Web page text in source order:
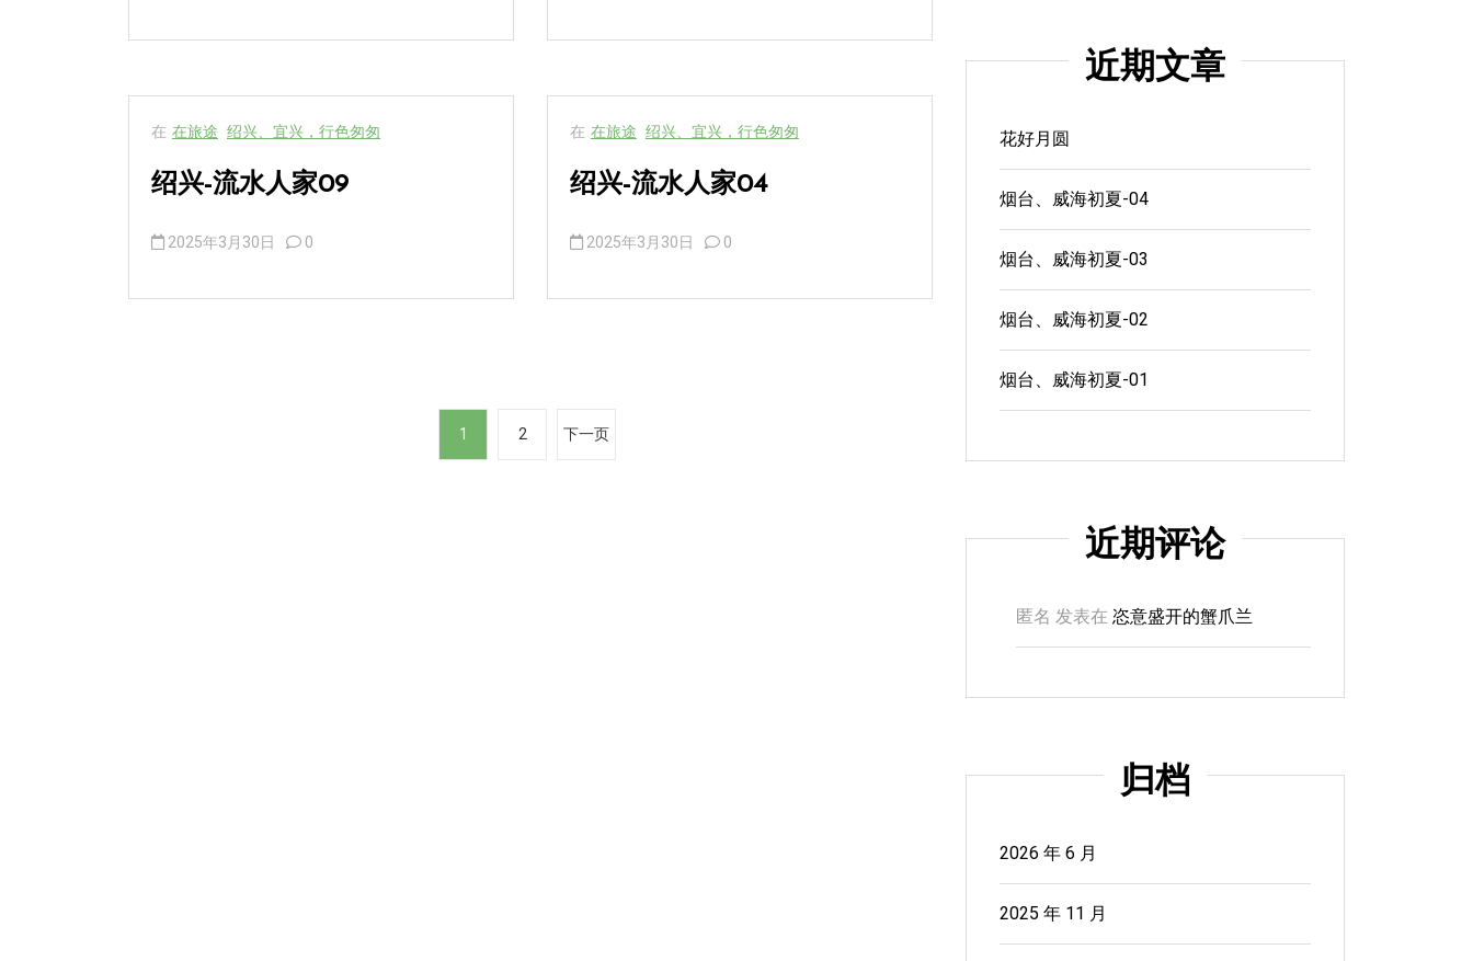
在 在旅途 绍兴、宜兴，行色匆匆
绍兴-流水人家09
2025年3月30日 0
在 在旅途 绍兴、宜兴，行色匆匆
绍兴-流水人家04
2025年3月30日 0
1 2 下一页
近期文章
花好月圆
烟台、威海初夏-04
烟台、威海初夏-03
烟台、威海初夏-02
烟台、威海初夏-01
近期评论
匿名 发表在 恣意盛开的蟹爪兰
归档
2026 年 6 月
2025 年 11 月